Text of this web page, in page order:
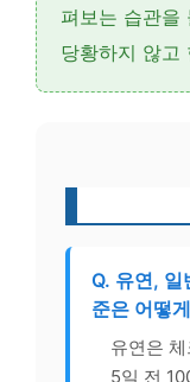
펴보는 습관을
당황하지 않고
Q. 유연, 일
준은 어떻
유연은
5일 전